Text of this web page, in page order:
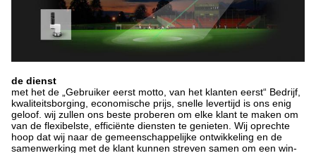
de dienst
met het de „Gebruiker eerst motto, van het klanten eerst“ Bedrijf,
kwaliteitsborging, economische prijs, snelle levertijd is ons enig
geloof. wij zullen ons beste proberen om elke klant te maken om
van de flexibelste, efficiënte diensten te genieten. Wij oprechte
hoop dat wij naar de gemeenschappelijke ontwikkeling en de
samenwerking met de klant kunnen streven samen om een win-